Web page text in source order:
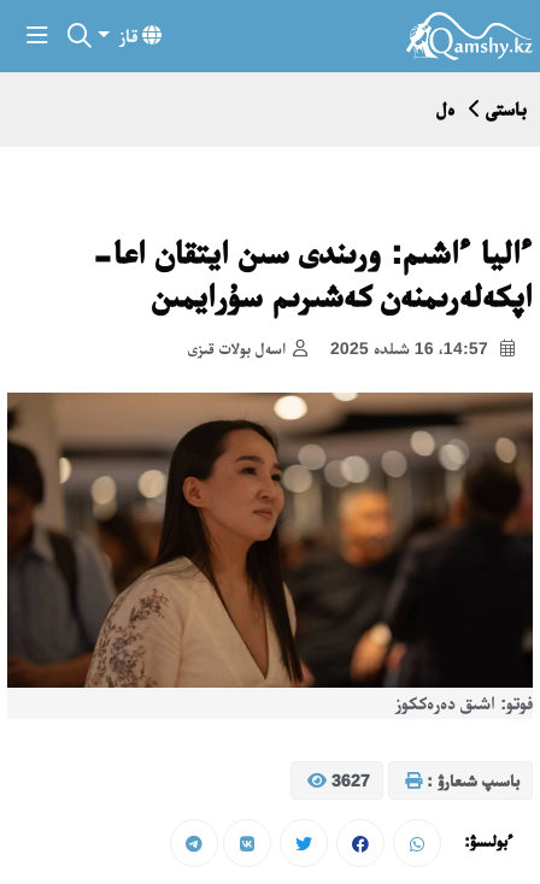
قاز
باستى ەل
ءاليا ءاشىم: ورىندى سىن ايتقان اعا-
اپكەلەرىمنەن كەشىرىم سۇرايمىن
اسەل بولات قىزى
فوتو: اشىق دەرەككوز
باسىپ شىعارۋ : 3627
ءبولىسۋ: